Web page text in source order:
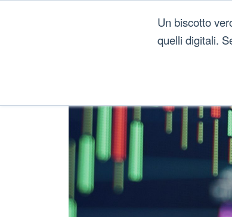
Un biscotto
quelli digitali.